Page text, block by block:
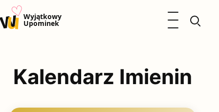
u♡Wyjątkowy
Upominek
Otwórz menu
Kalendarz Imienin
Kobieta
Kalendarz Imienin